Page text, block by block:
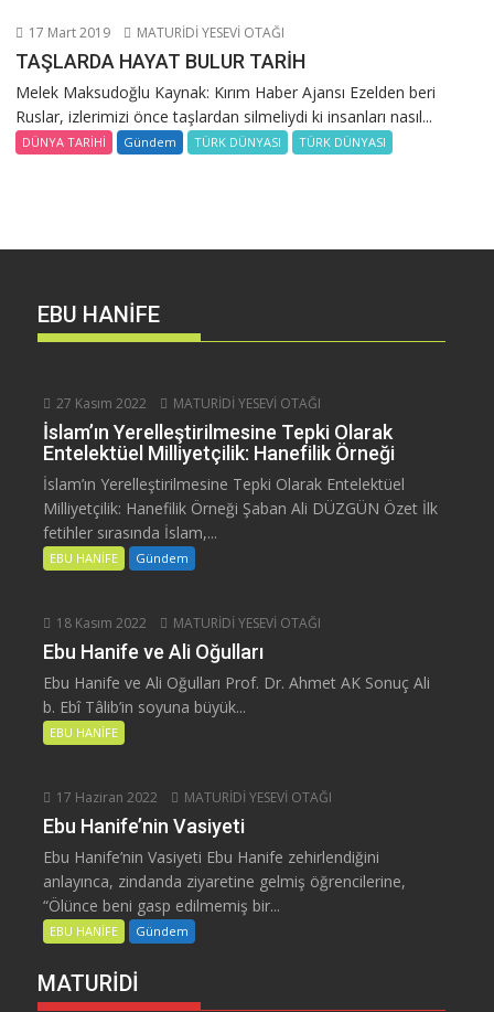
17 Mart 2019 MATURİDİ YESEVİ OTAĞI
TAŞLARDA HAYAT BULUR TARİH
Melek Maksudoğlu Kaynak: Kırım Haber Ajansı Ezelden beri
Ruslar, izlerimizi önce taşlardan silmeliydi ki insanları nasıl...
DÜNYA TARİHİ Gündem TÜRK DÜNYASI TÜRK DÜNYASI
EBU HANİFE
27 Kasım 2022 MATURİDİ YESEVİ OTAĞI
İslam’ın Yerelleştirilmesine Tepki Olarak
Entelektüel Milliyetçilik: Hanefilik Örneği
İslam’ın Yerelleştirilmesine Tepki Olarak Entelektüel
Milliyetçilik: Hanefilik Örneği Şaban Ali DÜZGÜN Özet İlk
fetihler sırasında İslam,...
EBU HANİFE Gündem
18 Kasım 2022 MATURİDİ YESEVİ OTAĞI
Ebu Hanife ve Ali Oğulları
Ebu Hanife ve Ali Oğulları Prof. Dr. Ahmet AK Sonuç Ali
b. Ebî Tâlib’in soyuna büyük...
EBU HANİFE
17 Haziran 2022 MATURİDİ YESEVİ OTAĞI
Ebu Hanife’nin Vasiyeti
Ebu Hanife’nin Vasiyeti Ebu Hanife zehirlendiğini
anlayınca, zindanda ziyaretine gelmiş öğrencilerine,
“Ölünce beni gasp edilmemiş bir...
EBU HANİFE Gündem
MATURİDİ